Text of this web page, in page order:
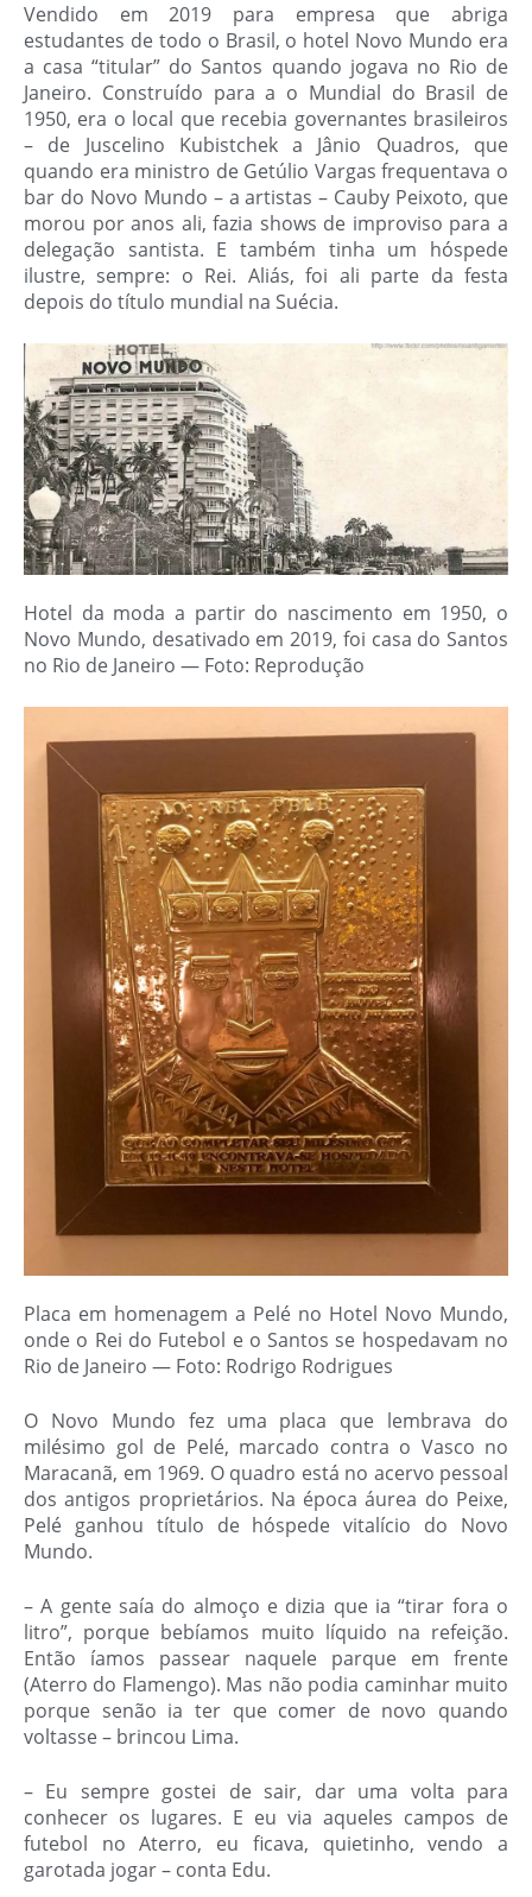
Vendido em 2019 para empresa que abriga
estudantes de todo o Brasil, o hotel Novo Mundo era
a casa “titular” do Santos quando jogava no Rio de
Janeiro. Construído para a o Mundial do Brasil de
1950, era o local que recebia governantes brasileiros
– de Juscelino Kubistchek a Jânio Quadros, que
quando era ministro de Getúlio Vargas frequentava o
bar do Novo Mundo – a artistas – Cauby Peixoto, que
morou por anos ali, fazia shows de improviso para a
delegação santista. E também tinha um hóspede
ilustre, sempre: o Rei. Aliás, foi ali parte da festa
depois do título mundial na Suécia.
Hotel da moda a partir do nascimento em 1950, o
Novo Mundo, desativado em 2019, foi casa do Santos
no Rio de Janeiro — Foto: Reprodução
Placa em homenagem a Pelé no Hotel Novo Mundo,
onde o Rei do Futebol e o Santos se hospedavam no
Rio de Janeiro — Foto: Rodrigo Rodrigues
O Novo Mundo fez uma placa que lembrava do
milésimo gol de Pelé, marcado contra o Vasco no
Maracanã, em 1969. O quadro está no acervo pessoal
dos antigos proprietários. Na época áurea do Peixe,
Pelé ganhou título de hóspede vitalício do Novo
Mundo.
–A gente saía do almoço e dizia que ia “tirar fora o
litro”, porque bebíamos muito líquido na refeição.
Então íamos passear naquele parque em frente
(Aterro do Flamengo). Mas não podia caminhar muito
porque senão ia ter que comer de novo quando
voltasse – brincou Lima.
– Eu sempre gostei de sair, dar uma volta para
conhecer os lugares. E eu via aqueles campos de
futebol no Aterro, eu ficava, quietinho, vendo a
garotada jogar – conta Edu.